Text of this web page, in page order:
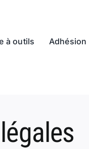
à outils Adhésion